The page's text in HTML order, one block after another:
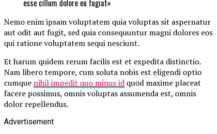
esse cillum dolore eu fugiat»
Nemo enim ipsam voluptatem quia voluptas sit aspernatur
aut odit aut fugit, sed quia consequuntur magni dolores eos
qui ratione voluptatem sequi nesciunt.
Et harum quidem rerum facilis est et expedita distinctio.
Nam libero tempore, cum soluta nobis est eligendi optio
cumque nihil impedit quo minus id quod maxime placeat
facere possimus, omnis voluptas assumenda est, omnis
dolor repellendus.
Advertisement